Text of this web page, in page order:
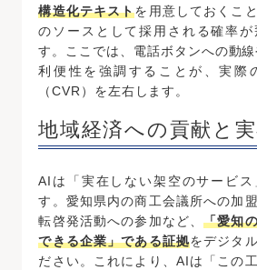
構造化テキストを用意しておくこ
のソースとして採用される確率が
す。ここでは、電話ボタンへの動
利便性を強調することが、実際
（CVR）を左右します。
地域経済への貢献と
AIは「実在しない架空のサービス
す。愛知県内の商工会議所への加
転啓発活動への参加など、「愛知
できる企業」である証拠をデジタ
ださい。これにより、AIは「この